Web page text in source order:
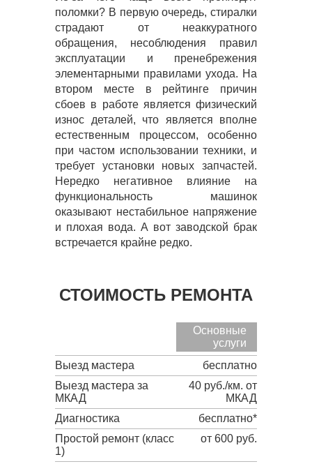
поломки? В первую очередь, стиралки
страдают от неаккуратного
обращения, несоблюдения правил
эксплуатации и пренебрежения
элементарными правилами ухода. На
втором месте в рейтинге причин
сбоев в работе является физический
износ деталей, что является вполне
естественным процессом, особенно
при частом использовании техники, и
требует установки новых запчастей.
Нередко негативное влияние на
функциональность машинок
оказывают нестабильное напряжение
и плохая вода. А вот заводской брак
встречается крайне редко.
СТОИМОСТЬ РЕМОНТА
Основные
услуги
Выезд мастера
бесплатно
Выезд мастера за
МКАД
40 руб./км. от
МКАД
Диагностика
бесплатно*
Простой ремонт (класс
1)
от 600 руб.